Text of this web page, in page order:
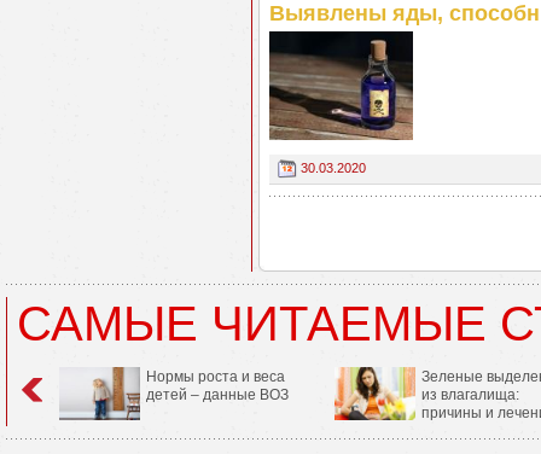
Выявлены яды,
30.03.2020
САМЫЕ ЧИТАЕМЫЕ
Нормы роста и веса
детей – данные ВОЗ
Зеленые
из влагалища:
причины и